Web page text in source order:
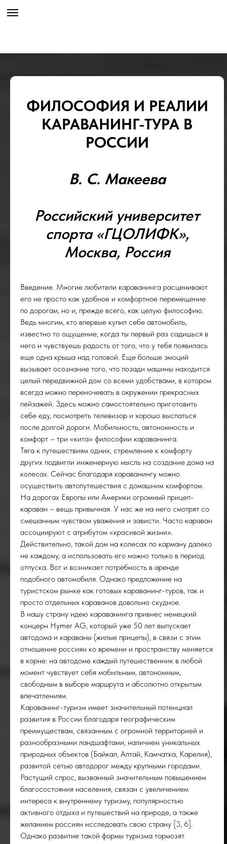
ФИЛОСОФИЯ И РЕАЛИИ
КАРАВАНИНГ-ТУРА В
РОССИИ
В. С. Макеева
Российский университет
спорта «ГЦОЛИФК»,
Москва, Россия
Введение. Многие любители караванинга расценивают
его не просто как удобное и комфортное перемещение
по дорогам, но и, прежде всего, как целую философию.
Ведь многим, кто впервые купил себе автомобиль,
известно то ощущение, когда ты первый раз садишься в
него и чувствуешь радость от того, что у тебя появилась
еще одна крыша над головой. Еще больше эмоций
вызывает осознание того, что позади машины находится
целый передвижной дом со всеми удобствами, в котором
всегда можно переночевать в окружении прекрасных
пейзажей. Здесь можно самостоятельно приготовить
себе еду, посмотреть телевизор и хорошо выспаться
после долгой дороги. Мобильность, автономность и
комфорт – три «кита» философии караванинга.
Тяга к путешествиям одних, стремление к комфорту
других подвигли инженерную мысль на создание дома на
колесах. Сейчас благодаря караванингу можно
осуществить автопутешествия с домашним комфортом.
На дорогах Европы или Америки огромный прицеп-
караван – вещь привычная. У нас же на него смотрят со
смешанным чувством уважения и зависти. Часто караван
ассоциируют с атрибутом «красивой жизни».
Действительно, такой дом на колесах по карману далеко
не каждому, а использовать его можно только в период
отпуска. Вот и возникает потребность в аренде
подобного автомобиля. Однако предложение на
туристском рынке как готовых караванинг-туров, так и
просто отдельных караванов довольно скудное.
В нашу страну идею караванинга привнес немецкий
концерн Hymer AG, который уже 50 лет выпускает
автодома и караваны (жилые прицепы), в связи с этим
отношение россиян ко времени и пространству меняется
в корне: на автодоме каждый путешественник в любой
момент чувствует себя мобильным, автономным,
свободным в выборе маршрута и абсолютно открытым
впечатлениям.
Караванинг-туризм имеет значительный потенциал
развития в России благодаря географическим
преимуществам, связанным с огромной территорией и
разнообразными ландшафтами, наличием уникальных
природных объектов (Байкал, Алтай, Камчатка, Карелия),
развитой сетью автодорог между крупными городами.
Растущий спрос, вызванный значительным повышением
благосостояния населения, связан с увеличением
интереса к внутреннему туризму, популярностью
активного отдыха и путешествий на природе, а также
желанием россиян исследовать свою страну [3, 6].
Однако развитие такой формы туризма тормозят